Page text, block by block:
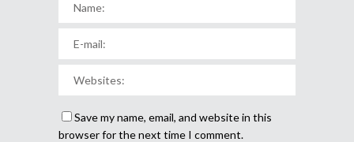
Save my name, email, and website in this
browser for the next time I comment.